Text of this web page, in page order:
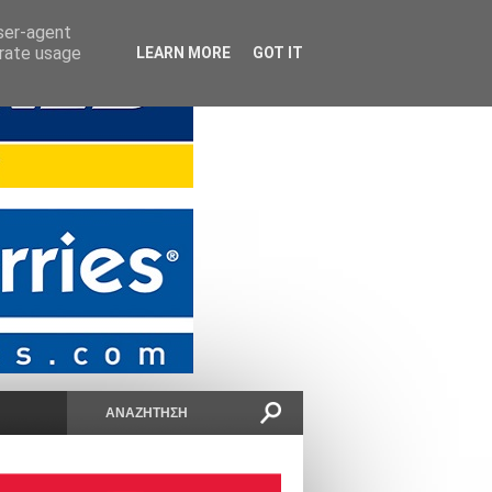
agent
usage
LEARN MORE GOT IT